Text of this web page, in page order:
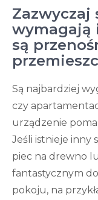
Zazwyczaj
wymagają
są
Są najbardziej
czy
urządzenie
Jeśli istnieje inny
piec na drewno
fantastycznym
pokoju, na